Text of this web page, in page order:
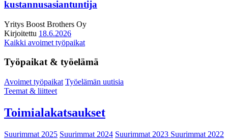
kustannusasiantuntija
Yritys Boost Brothers Oy
Kirjoitettu 18.6.2026
Kaikki avoimet työpaikat
Työpaikat & työelämä
Avoimet työpaikat Työelämän uutisia
Teemat & liitteet
Toimialakatsaukset
Suurimmat 2025 Suurimmat 2024 Suurimmat 2023 Suurimmat 2022